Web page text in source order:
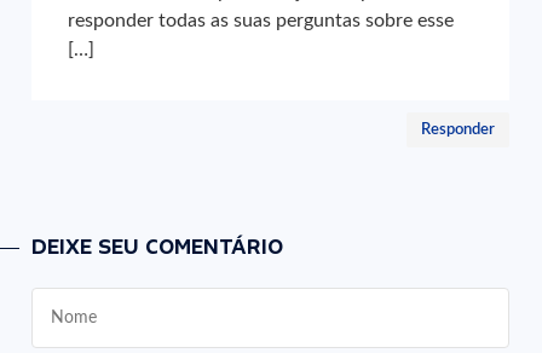
responder todas as suas perguntas sobre esse
[…]
Responder
DEIXE SEU COMENTÁRIO